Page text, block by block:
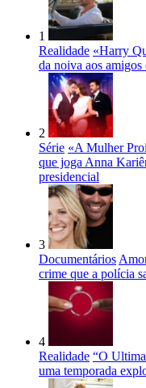
1
Realidade «Harry
da noiva aos
2
Série «A Mulher
que joga Anna
presidencial
3
Documentários
crime que a polícia
4
Realidade “O
uma temporada